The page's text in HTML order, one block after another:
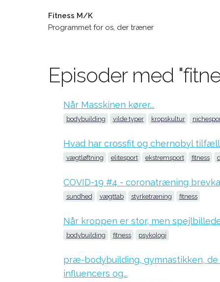
Fitness M/K
Programmet for os, der træner
Episoder med
Når Masskinen kører...
bodybuilding vilde typer kropskultur
Hvad har crossfit og chernobyl
vægtløftning elitesport ekstremsport fitness
COVID-19 #4 - coronatræning
sundhed vægttab styrketræning fitness
Når kroppen er stor, men
bodybuilding fitness psykologi
præ-bodybuilding, gymnastikken,
influencers og...